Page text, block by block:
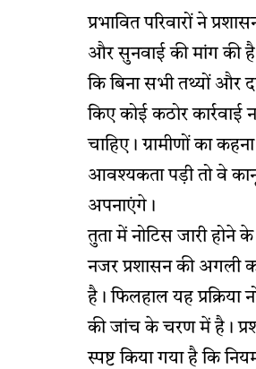
प्रभावित परिवारों ने
और सुनवाई की मांग की
कि बिना सभी तथ्यों और
किए कोई कठोर कार्रवाई
चाहिए। ग्रामीणों का
आवश्यकता पड़ी तो वे
अपनाएंगे।
तुता में नोटिस जारी होने
नजर प्रशासन की अगली
है। फिलहाल यह प्रक्रिया
की जांच के चरण में है।
स्पष्ट किया गया है कि